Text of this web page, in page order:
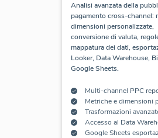
Analisi avanzata della
pagamento cross-channel:
dimensioni personalizzate,
conversione di valuta,
mappatura dei dati,
Looker, Data Warehouse,
Google Sheets.
Multi-channel PPC
Trasformazioni
Accesso al Data